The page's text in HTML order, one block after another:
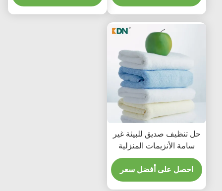
حل تنظيف صديق للبيئة غير
سامة الأنزيمات المنزلية
مواد التنظيف تحسين
احصل على أفضل سعر